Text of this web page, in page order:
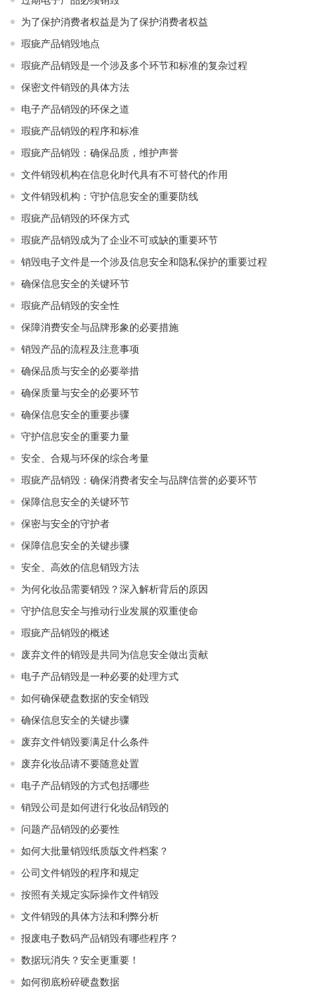
为了保护消费者权益是为了保护消费者权益
瑕疵产品销毁地点
瑕疵产品销毁是一个涉及多个环节和标准的复杂过程
保密文件销毁的具体方法
电子产品销毁的环保之道
瑕疵产品销毁的程序和标准
瑕疵产品销毁：确保品质，维护声誉
文件销毁机构在信息化时代具有不可替代的作用
文件销毁机构：守护信息安全的重要防线
瑕疵产品销毁的环保方式
瑕疵产品销毁成为了企业不可或缺的重要环节
销毁电子文件是一个涉及信息安全和隐私保护的重要过程
确保信息安全的关键环节
瑕疵产品销毁的安全性
保障消费安全与品牌形象的必要措施
销毁产品的流程及注意事项
确保品质与安全的必要举措
确保质量与安全的必要环节
确保信息安全的重要步骤
守护信息安全的重要力量
安全、合规与环保的综合考量
瑕疵产品销毁：确保消费者安全与品牌信誉的必要环节
保障信息安全的关键环节
保密与安全的守护者
保障信息安全的关键步骤
安全、高效的信息销毁方法
为何化妆品需要销毁？深入解析背后的原因
守护信息安全与推动行业发展的双重使命
瑕疵产品销毁的概述
废弃文件的销毁是共同为信息安全做出贡献
电子产品销毁是一种必要的处理方式
如何确保硬盘数据的安全销毁
确保信息安全的关键步骤
废弃文件销毁要满足什么条件
废弃化妆品请不要随意处置
电子产品销毁的方式包括哪些
销毁公司是如何进行化妆品销毁的
问题产品销毁的必要性
如何大批量销毁纸质版文件档案？
公司文件销毁的程序和规定
按照有关规定实际操作文件销毁
文件销毁的具体方法和利弊分析
报废电子数码产品销毁有哪些程序？
数据玩消失？安全更重要！
如何彻底粉碎硬盘数据